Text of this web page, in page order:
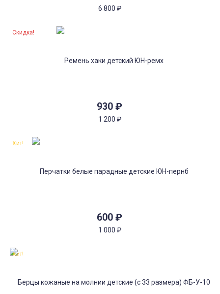
6 800 ₽
930 ₽
1 200 ₽
Скидка!
600 ₽
1 000 ₽
Хит!
Хит!